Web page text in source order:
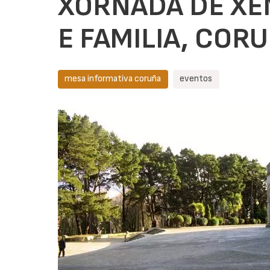
E FAMILIA,
mesa informativa coruña eventos